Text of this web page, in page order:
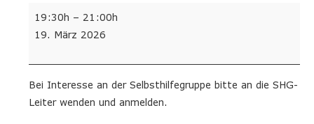
Selbsthilfegruppe
19:30h – 21:00h
19. März 2026
Bei Interesse an der Selbsthilfegruppe bitte an die SHG-
Leiter wenden und anmelden.